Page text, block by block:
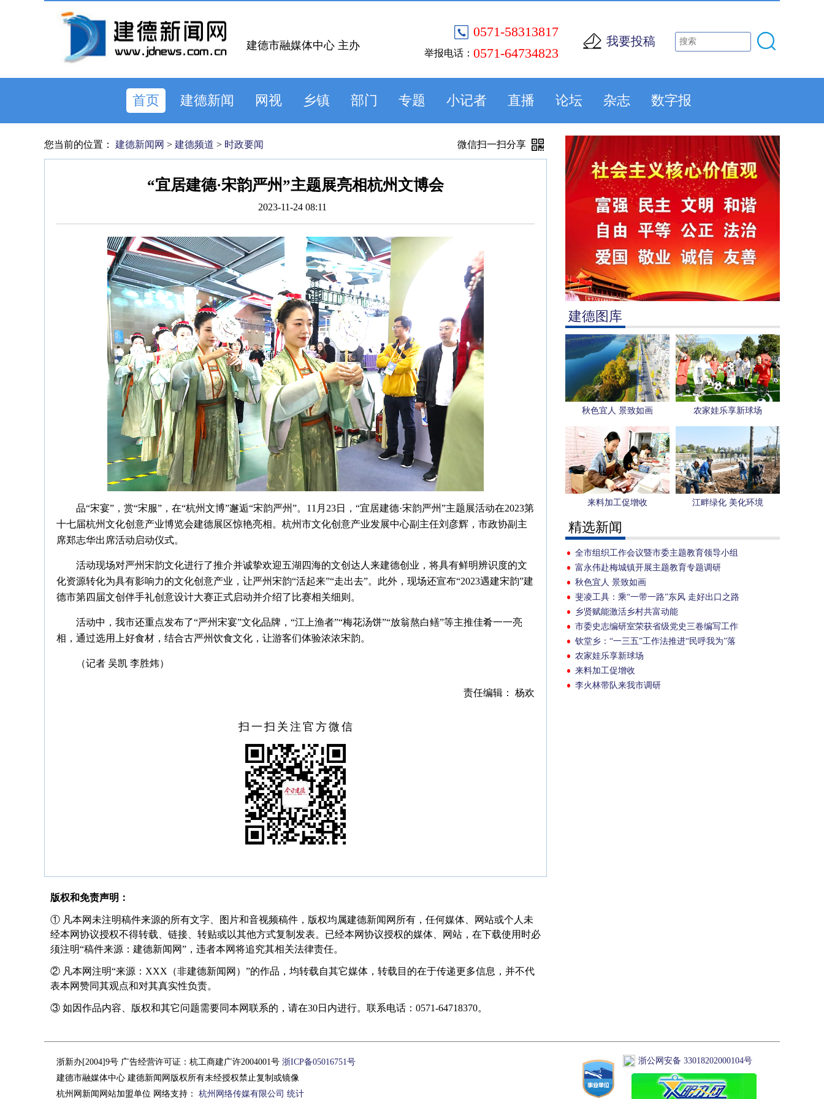
0571-58313817
举报电话： 0571-64734823
我要投稿
建德市融媒体中心 主办
首页 建德新闻 网视 乡镇 部门 专题 小记者 直播 论坛 杂志 数字报
建德图库
秋色宜人 景致如画 农家娃乐享新球场
来料加工促增收 江畔绿化 美化环境
精选新闻
全市组织工作会议暨市委主题教育领导小组
第二次会议召开
富永伟赴梅城镇开展主题教育专题调研
秋色宜人 景致如画
斐凌工具：乘“一带一路”东风 走好出口之路
乡贤赋能激活乡村共富动能
市委史志编研室荣获省级党史三卷编写工作
成绩突出集体荣誉
钦堂乡：“一三五”工作法推进“民呼我为”落
实
农家娃乐享新球场
来料加工促增收
李火林带队来我市调研
您当前的位置： 建德新闻网 > 建德频道 > 时政要闻 微信扫一扫分享
“宜居建德·宋韵严州”主题展亮相杭州文博会
2023-11-24 08:11
品“宋宴”，赏“宋服”，在“杭州文博”邂逅“宋韵严州”。11月23日，“宜居建德·宋韵严州”主题展活动在2023第
十七届杭州文化创意产业博览会建德展区惊艳亮相。杭州市文化创意产业发展中心副主任刘彦辉，市政协副主
席郑志华出席活动启动仪式。
活动现场对严州宋韵文化进行了推介并诚挚欢迎五湖四海的文创达人来建德创业，将具有鲜明辨识度的文
化资源转化为具有影响力的文化创意产业，让严州宋韵“活起来”“走出去”。此外，现场还宣布“2023遇建宋韵”建
德市第四届文创伴手礼创意设计大赛正式启动并介绍了比赛相关细则。
活动中，我市还重点发布了“严州宋宴”文化品牌，“江上渔者”“梅花汤饼”“放翁熬白鳝”等主推佳肴一一亮
相，通过选用上好食材，结合古严州饮食文化，让游客们体验浓浓宋韵。
（记者 吴凯 李胜炜）
责任编辑： 杨欢
扫一扫关注官方微信
版权和免责声明：
① 凡本网未注明稿件来源的所有文字、图片和音视频稿件，版权均属建德新闻网所有，任何媒体、网站或个人未
经本网协议授权不得转载、链接、转贴或以其他方式复制发表。已经本网协议授权的媒体、网站，在下载使用时必
须注明“稿件来源：建德新闻网”，违者本网将追究其相关法律责任。
② 凡本网注明“来源：XXX（非建德新闻网）”的作品，均转载自其它媒体，转载目的在于传递更多信息，并不代
表本网赞同其观点和对其真实性负责。
③ 如因作品内容、版权和其它问题需要同本网联系的，请在30日内进行。联系电话：0571-64718370。
浙公网安备 33018202000104号
浙新办[2004]9号 广告经营许可证：杭工商建广许2004001号 浙ICP备05016751号
建德市融媒体中心 建德新闻网版权所有未经授权禁止复制或镜像
杭州网新闻网站加盟单位 网络支持：
杭州网络传媒有限公司 统计